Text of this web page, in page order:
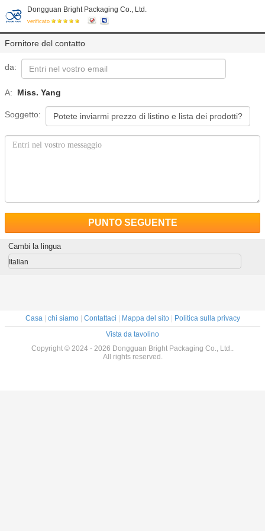
Dongguan Bright Packaging Co., Ltd.
verificato
Fornitore del contatto
da:
A: Miss. Yang
Soggetto:
PUNTO SEGUENTE
Cambi la lingua
Italian
Casa| chi siamo| Contattaci Mappa del sito|
Politica sulla privacy
Vista da tavolino
Copyright © 2024 - 2026 Dongguan Bright Packaging Co., Ltd..
All rights reserved.